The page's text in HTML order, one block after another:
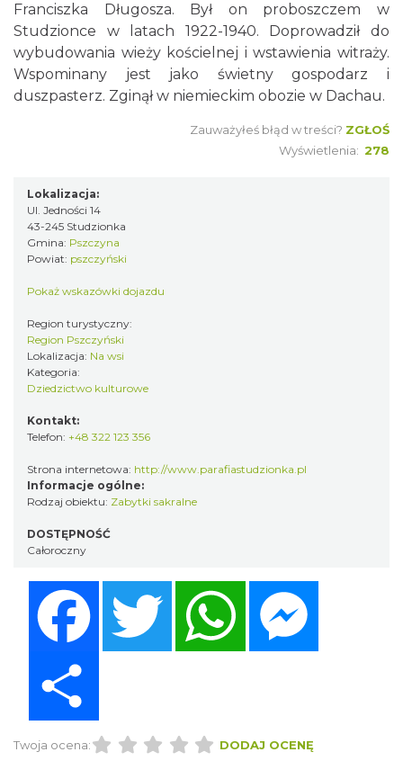
Franciszka Długosza. Był on proboszczem w
Studzionce w latach 1922-1940. Doprowadził do
wybudowania wieży kościelnej i wstawienia witraży.
Wspominany jest jako świetny gospodarz i
duszpasterz. Zginął w niemieckim obozie w Dachau.
Zauważyłeś błąd w treści? ZGŁOŚ
Wyświetlenia: 278
Lokalizacja:
Ul. Jedności 14
43-245 Studzionka
Gmina: Pszczyna
Powiat: pszczyński
Pokaż wskazówki dojazdu
Region turystyczny:
Region Pszczyński
Lokalizacja: Na wsi
Kategoria:
Dziedzictwo kulturowe
Kontakt:
Telefon: +48 322 123 356
Strona internetowa: http://www.parafiastudzionka.pl
Informacje ogólne:
Rodzaj obiektu: Zabytki sakralne
DOSTĘPNOŚĆ
Całoroczny
Twitter WhatsApp
Twoja ocena: DODAJ OCENĘ